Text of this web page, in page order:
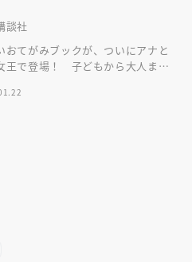
談社
おてがみブックが、ついにアナと
王で登場！ 子どもから大人まで